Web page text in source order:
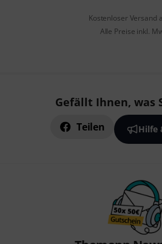
Kostenloser Versand
Alle Preise inkl.
Gefällt Ihnen, was
Teilen Hilfe